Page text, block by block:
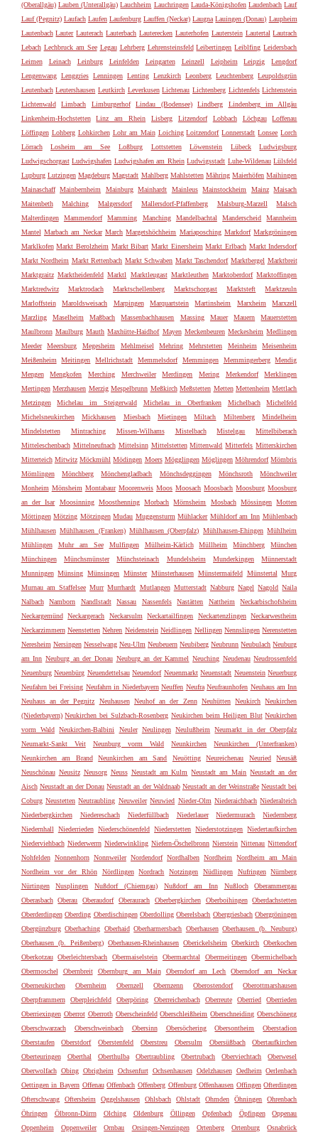
(Oberallgäu) Lauben (Unterallgäu) Lauchheim Lauchringen Lauda-Königshofen Laudenbach Lauf
Lauf (Pegnitz) Laufach Laufen Laufenburg Lauffen (Neckar) Laugna Lauingen (Donau) Laupheim
Lautenbach Lauter Lauterach Lauterbach Lauterecken Lauterhofen Lauterstein Lautertal Lautrach
Lebach Lechbruck am See Legau Lehrberg Lehrensteinsfeld Leibertingen Leiblfing Leidersbach
Leimen
Leinach Leinburg Leinfelden Leingarten Leinzell Leipheim Leipzig
Lengdorf
Lengenwang Lenggries Lenningen Lenting Lenzkirch Leonberg Leuchtenberg Leupoldsgrün
Leutenbach Leutershausen Leutkirch Leverkusen Lichtenau Lichtenberg Lichtenfels Lichtenstein
Lichtenwald
Limbach Limburgerhof Lindau (Bodensee) Lindberg
Lindenberg im Allgäu
Linkenheim-Hochstetten
Linz am Rhein Lisberg Litzendorf Lobbach Löchgau
Loffenau
Löffingen Lohberg Lohkirchen Lohr am Main Loiching Loitzendorf Lonnerstadt Lonsee Lorch
Lörrach
Losheim am See Loßburg Lottstetten Löwenstein Lübeck
Ludwigsburg
Ludwigschorgast Ludwigshafen Ludwigshafen am Rhein Ludwigsstadt Luhe-Wildenau Lülsfeld
Lupburg Lutzingen Magdeburg Magstadt Mahlberg Mahlstetten Mähring Maierhöfen Maihingen
Mainaschaff Mainbernheim Mainburg Mainhardt Mainleus Mainstockheim Mainz Maisach
Maitenbeth
Malching Malgersdorf Mallersdorf-Pfaffenberg Malsburg-Marzell
Malsch
Malterdingen
Mammendorf Mamming Manching Mandelbachtal Manderscheid
Mannheim
Mantel Marbach am Neckar March Margetshöchheim Mariaposching Markdorf Markgröningen
Marklkofen Markt Berolzheim Markt Bibart Markt Einersheim Markt Erlbach Markt Indersdorf
Markt Nordheim Markt Rettenbach Markt Schwaben Markt Taschendorf Marktbergel Marktbreit
Marktgraitz Marktheidenfeld Marktl Marktleugast Marktleuthen Marktoberdorf Marktoffingen
Marktredwitz
Marktrodach Marktschellenberg Marktschorgast Marktsteft
Marktzeuln
Marloffstein
Maroldsweisach Marpingen Marquartstein Martinsheim Marxheim
Marxzell
Marzling
Maselheim Maßbach Massenbachhausen Massing Mauer Mauern
Mauerstetten
Maulbronn Maulburg Mauth Maxhütte-Haidhof Mayen Meckenbeuren Meckesheim Medlingen
Meeder
Meersburg Megesheim Mehlmeisel Mehring Mehrstetten Meinheim
Meisenheim
Meißenheim
Meitingen Mellrichstadt Memmelsdorf Memmingen Memmingerberg
Mendig
Mengen
Mengkofen Merching Merchweiler Merdingen Mering Merkendorf
Merklingen
Mertingen Merzhausen Merzig Mespelbrunn Meßkirch Meßstetten Metten Mettenheim Mettlach
Metzingen
Michelau im Steigerwald Michelau in Oberfranken Michelbach
Michelfeld
Michelsneukirchen
Mickhausen Miesbach Mietingen Miltach Miltenberg
Mindelheim
Mindelstetten
Mintraching Missen-Wilhams Mistelbach Mistelgau
Mittelbiberach
Mitteleschenbach Mittelneufnach Mittelsinn Mittelstetten Mittenwald Mitterfels Mitterskirchen
Mitterteich Mitwitz Möckmühl Mödingen Moers Mögglingen Möglingen Möhrendorf Mömbris
Mömlingen
Mönchberg Mönchengladbach Mönchsdeggingen Mönchsroth
Mönchweiler
Monheim Mönsheim Montabaur Moorenweis Moos Moosach Moosbach Moosburg Moosburg
an der Isar
Moosinning Moosthenning Morbach Mörnsheim Mosbach Mössingen Motten
Möttingen Mötzing Mötzingen Mudau Muggensturm Mühlacker Mühldorf am Inn Mühlenbach
Mühlhausen Mühlhausen (Franken) Mühlhausen (Oberpfalz) Mühlhausen-Ehingen Mühlheim
Mühlingen
Muhr am See Mulfingen Mülheim-Kärlich Müllheim Münchberg
München
Münchingen
Münchsmünster Münchsteinach Mundelsheim Munderkingen
Münnerstadt
Munningen Münsing Münsingen Münster Münsterhausen Münstermaifeld Münstertal Murg
Murnau am Staffelsee Murr Murrhardt Mutlangen Mutterstadt Nabburg Nagel Nagold Naila
Nalbach
Namborn Nandlstadt Nassau Nassenfels Nastätten Nattheim
Neckarbischofsheim
Neckargemünd Neckargerach Neckarsulm Neckartailfingen Neckartenzlingen Neckarwestheim
Neckarzimmern Neenstetten Nehren Neidenstein Neidlingen Nellingen Nennslingen Nerenstetten
Neresheim Nersingen Nesselwang Neu-Ulm Neubeuern Neubiberg Neubrunn Neubulach Neuburg
am Inn Neuburg an der Donau Neuburg an der Kammel Neuching Neudenau Neudrossenfeld
Neuenburg Neuenbürg Neuendettelsau Neuendorf Neuenmarkt Neuenstadt Neuenstein Neuerburg
Neufahrn bei Freising Neufahrn in Niederbayern Neuffen Neufra Neufraunhofen Neuhaus am Inn
Neuhaus an der Pegnitz
Neuhausen Neuhof an der Zenn Neuhütten Neukirch Neukirchen
(Niederbayern) Neukirchen bei Sulzbach-Rosenberg Neukirchen beim Heiligen Blut Neukirchen
vorm Wald Neukirchen-Balbini Neuler Neulingen Neulußheim
Neumarkt in der Oberpfalz
Neumarkt-Sankt Veit
Neunburg vorm Wald Neunkirchen
Neunkirchen (Unterfranken)
Neunkirchen am Brand
Neunkirchen am Sand Neuötting Neureichenau Neuried
Neusäß
Neuschönau Neusitz Neusorg Neuss Neustadt am Kulm Neustadt am Main Neustadt an der
Aisch Neustadt an der Donau Neustadt an der Waldnaab Neustadt an der Weinstraße Neustadt bei
Coburg Neustetten Neutraubling Neuweiler Neuwied Nieder-Olm Niederaichbach Niederalteich
Niederbergkirchen
Niedereschach Niederfüllbach Niederlauer Niedermurach
Niedernberg
Niedernhall
Niederrieden Niederschönenfeld Niederstetten Niederstotzingen Niedertaufkirchen
Niederviehbach Niederwerrn Niederwinkling Niefern-Öschelbronn Nierstein Nittenau Nittendorf
Nohfelden Nonnenhorn Nonnweiler Nordendorf Nordhalben Nordheim
Nordheim am Main
Nordheim vor der Rhön
Nördlingen Nordrach Notzingen Nüdlingen Nufringen
Nürnberg
Nürtingen
Nusplingen Nußdorf (Chiemgau) Nußdorf am Inn Nußloch
Oberammergau
Oberasbach
Oberau Oberaudorf Oberaurach Oberbergkirchen Oberboihingen
Oberdachstetten
Oberderdingen Oberding Oberdischingen Oberdolling Oberelsbach Obergriesbach Obergröningen
Obergünzburg Oberhaching Oberhaid Oberharmersbach Oberhausen Oberhausen (b. Neuburg)
Oberhausen (b. Peißenberg) Oberhausen-Rheinhausen Oberickelsheim Oberkirch Oberkochen
Oberkotzau
Oberleichtersbach Obermaiselstein Obermarchtal Obermeitingen
Obermichelbach
Obermoschel
Obernbreit Obernburg am Main Oberndorf am Lech
Oberndorf am Neckar
Oberneukirchen
Obernheim Obernzell Obernzenn Oberostendorf
Oberottmarshausen
Oberpframmern
Oberpleichfeld Oberpöring Oberreichenbach Oberreute Oberried
Oberrieden
Oberriexingen Oberrot Oberroth Oberscheinfeld Oberschleißheim Oberschneiding Oberschönegg
Oberschwarzach
Oberschweinbach Obersinn Obersöchering Obersontheim
Oberstadion
Oberstaufen
Oberstdorf Oberstenfeld Oberstreu Obersulm Obersüßbach
Obertaufkirchen
Oberteuringen
Oberthal Oberthulba Obertraubling Obertrubach Oberviechtach
Oberwesel
Oberwolfach Obing Obrigheim Ochsenfurt Ochsenhausen Odelzhausen Oedheim Oerlenbach
Oettingen in Bayern Offenau Offenbach Offenberg Offenburg Offenhausen Offingen Ofterdingen
Ofterschwang
Oftersheim Oggelshausen Ohlsbach Ohlstadt Ohmden Öhningen
Ohrenbach
Öhringen
Ölbronn-Dürrn Olching Oldenburg Öllingen Opfenbach Öpfingen
Oppenau
Oppenheim
Oppenweiler Ornbau Orsingen-Nenzingen Ortenberg Ortenburg
Osnabrück